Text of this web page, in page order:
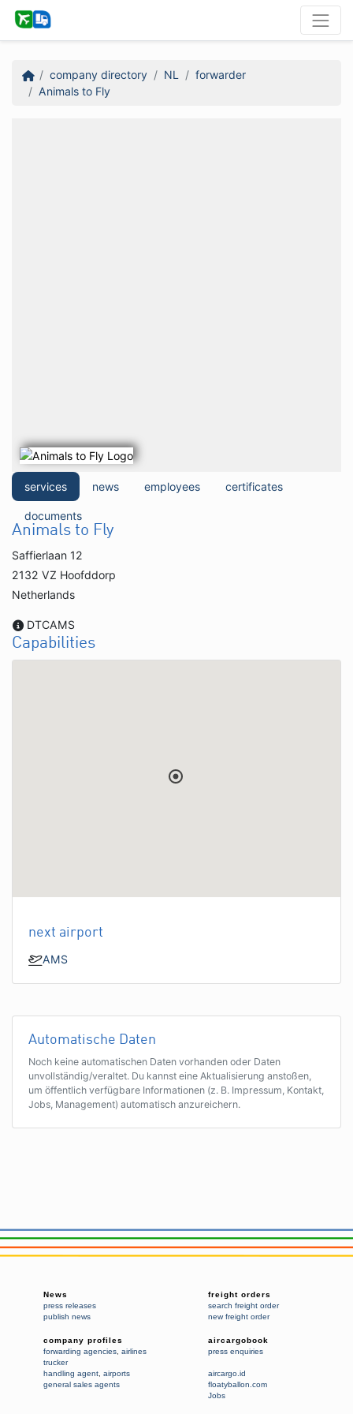
company directory NL
forwarder
Animals to Fly
services news employees certificates
documents
Animals to Fly
Saffierlaan 12
2132 VZ Hoofddorp
Netherlands
DTCAMS
Capabilities
next airport
AMS
Automatische Daten
Noch keine automatischen Daten vorhanden oder Daten
unvollständig/veraltet. Du kannst eine Aktualisierung anstoßen,
um öffentlich verfügbare Informationen (z. B. Impressum, Kontakt,
Jobs, Management) automatisch anzureichern.
News
press releases
publish news
freight orders
search freight order
new freight order
company profiles
forwarding agencies airlines
trucker
handling agent airports
general sales agents
aircargobook
press enquiries
aircargo.id
floatyballon.com
Jobs